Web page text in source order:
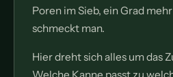
Poren im Sieb, ein Grad
schmeckt man.
Hier dreht sich alles um das